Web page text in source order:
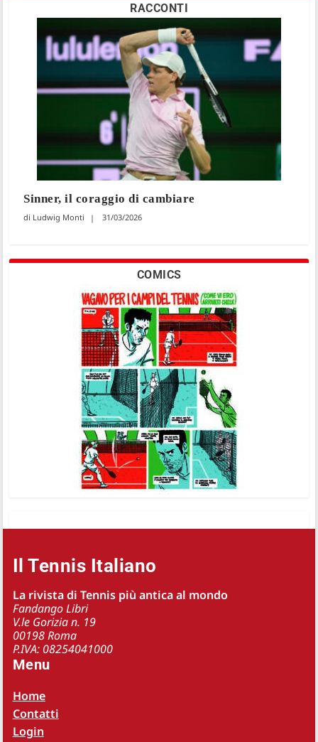
RACCONTI
Sinner, il coraggio di cambiare
Ludwig Monti 31/03/2026
COMICS
Il Tennis Italiano
La rivista di Tennis più antica al mondo
Fandango Libri
V.le Gorizia n. 19
00198 Roma
P.IVA: 08254041000
Menu
Home
Contatti
Login